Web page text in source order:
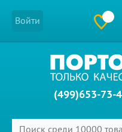
Войти
(499)653-73-